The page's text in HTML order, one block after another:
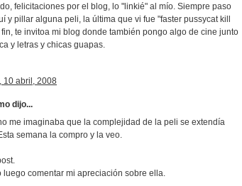
felicitaciones por el blog, lo "linkié" al mío. Siempre paso
y pillar alguna peli, la última que vi fue "faster pussycat kill
te invitoa mi blog donde también pongo algo de cine junto
y letras y chicas guapas.
10 abril, 2008
dijo...
me imaginaba que la complejidad de la peli se extendía
semana la compro y la veo.
luego comentar mi apreciación sobre ella.